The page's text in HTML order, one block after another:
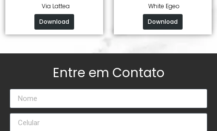
Via Lattea
Download
White Egeo
Download
Entre em Contato